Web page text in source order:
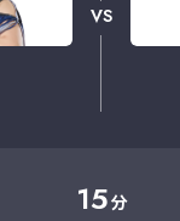
VS
15分